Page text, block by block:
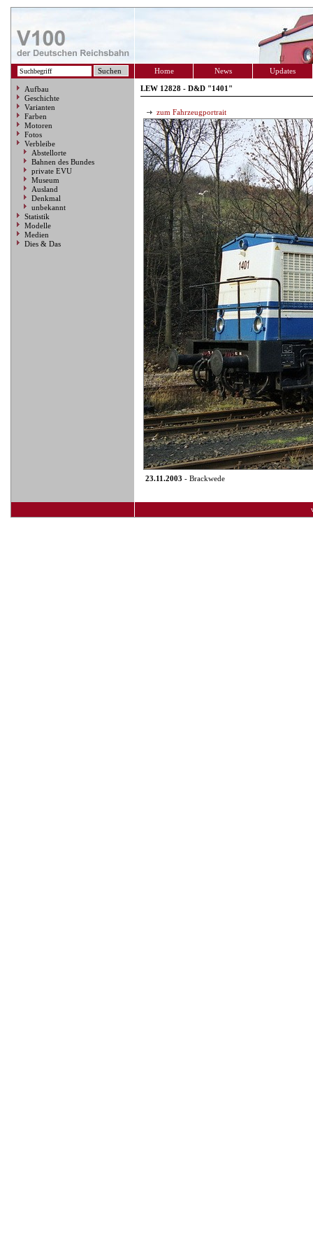
Home News Updates
Aufbau
Geschichte
Varianten
Farben
Motoren
Fotos
Verbleibe
Abstellorte
Bahnen des Bundes
private EVU
Museum
Ausland
Denkmal
unbekannt
Statistik
Modelle
Medien
Dies & Das
LEW 12828 - D&D "1401"
zum Fahrzeugportrait
23.11.2003 - Brackwede